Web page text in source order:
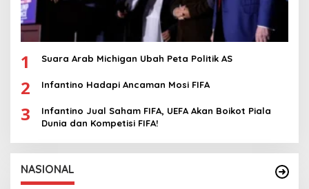
1 Suara Arab Michigan Ubah Peta Politik AS
2 Infantino Hadapi Ancaman Mosi FIFA
3
Infantino Jual Saham FIFA, UEFA Akan Boikot Piala
Dunia dan Kompetisi FIFA!
NASIONAL